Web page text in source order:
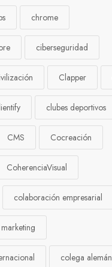
chrome
ciberseguridad
Clapper
clubes deportivos
CMS Cocreación
CoherenciaVisual
colaboración empresarial
colega alemán